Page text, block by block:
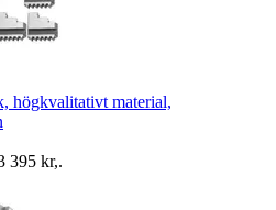
högkvalitativt material,
395 kr,.